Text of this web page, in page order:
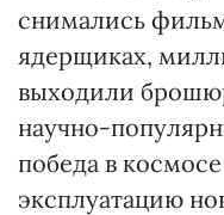
снимались
ядерщиках,
выходили
научно-
победа в
эксплуатацию